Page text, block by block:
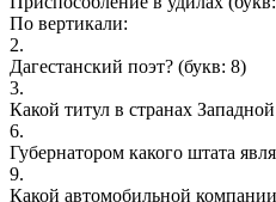
По вертикали:
2.
Дагестанский поэт? (букв: 8)
3.
Какой титул в странах
6.
Губернатором какого штата
9.
Какой автомобильной